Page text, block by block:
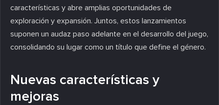
características y abre amplias oportunidades de
exploración y expansión. Juntos, estos lanzamientos
suponen un audaz paso adelante en el desarrollo del juego,
consolidando su lugar como un título que define el género.
Nuevas características y
mejoras